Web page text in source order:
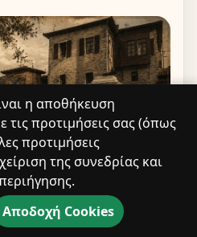
η αποθήκευση
τις προτιμήσεις σας (όπως
προτιμήσεις
της συνεδρίας και
Αποδοχή Cookies
την αναστήλωση